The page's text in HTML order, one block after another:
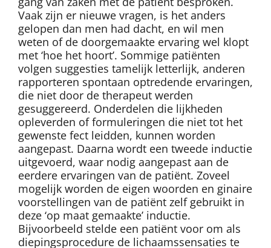
Vaak zijn er nieuwe vragen, is het anders
gelopen dan men had dacht, en wil men
weten of de doorgemaakte ervaring wel klopt
met ‘hoe het hoort’. Sommige patiënten
volgen suggesties tamelijk letterlijk, anderen
rapporteren spontaan optredende ervaringen,
die niet door de therapeut werden
gesuggereerd. Onderdelen die lijkheden
opleverden of formuleringen die niet tot het
gewenste fect leidden, kunnen worden
aangepast. Daarna wordt een tweede inductie
uitgevoerd, waar nodig aangepast aan de
eerdere ervaringen van de patiënt. Zoveel
mogelijk worden de eigen woorden en ginaire
voorstellingen van de patiënt zelf gebruikt in
deze ‘op maat gemaakte’ inductie.
Bijvoorbeeld stelde een patiënt voor om als
diepingsprocedure de lichaamssensaties te